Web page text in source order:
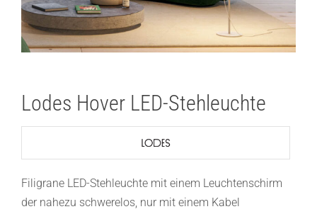
Lodes Hover LED-Stehleuchte
Filigrane LED-Stehleuchte mit einem Leuchtenschirm
der nahezu schwerelos, nur mit einem Kabel